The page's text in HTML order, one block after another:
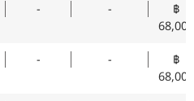
- -
฿
68,000
- -
฿
68,000